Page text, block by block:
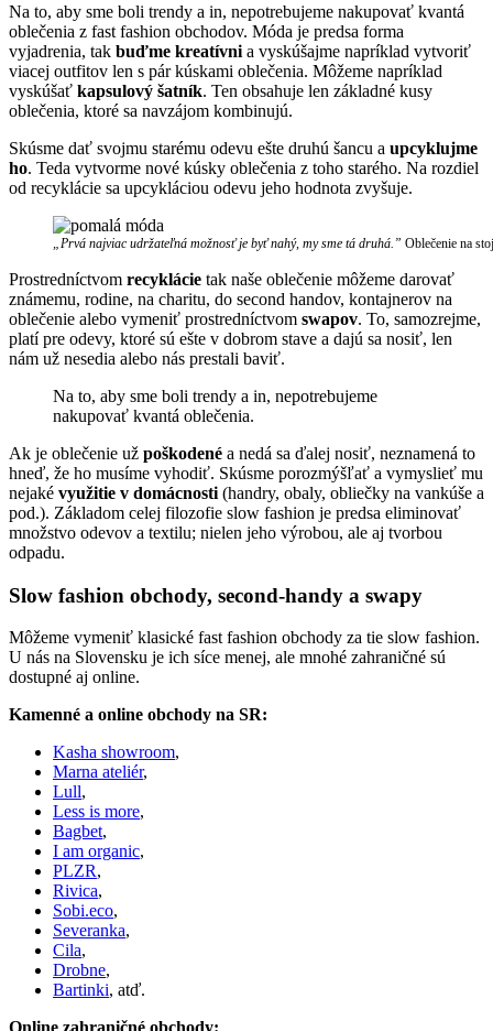
Na to, aby sme boli trendy a in, nepotrebujeme nakupovať kvantá
oblečenia z fast fashion obchodov. Móda je predsa forma
vyjadrenia, tak buďme kreatívni a vyskúšajme napríklad vytvoriť
viacej outfitov len s pár kúskami oblečenia. Môžeme napríklad
vyskúšať kapsulový šatník. Ten obsahuje len základné kusy
oblečenia, ktoré sa navzájom kombinujú.
Skúsme dať svojmu starému odevu ešte druhú šancu a upcyklujme
ho. Teda vytvorme nové kúsky oblečenia z toho starého. Na rozdiel
od recyklácie sa upcykláciou odevu jeho hodnota zvyšuje.
„Prvá najviac udržateľná možnosť je byť nahý, my sme tá druhá.” Oblečenie na
Prostredníctvom recyklácie tak naše oblečenie môžeme darovať
známemu, rodine, na charitu, do second handov, kontajnerov na
oblečenie alebo vymeniť prostredníctvom swapov. To, samozrejme,
platí pre odevy, ktoré sú ešte v dobrom stave a dajú sa nosiť, len
nám už nesedia alebo nás prestali baviť.
Na to, aby sme boli trendy a in, nepotrebujeme
nakupovať kvantá oblečenia.
Ak je oblečenie už poškodené a nedá sa ďalej nosiť, neznamená to
hneď, že ho musíme vyhodiť. Skúsme porozmýšľať a vymyslieť mu
nejaké využitie v domácnosti (handry, obaly, obliečky na vankúše a
pod.). Základom celej filozofie slow fashion je predsa eliminovať
množstvo odevov a textilu; nielen jeho výrobou, ale aj tvorbou
odpadu.
Slow fashion obchody, second-handy a swapy
Môžeme vymeniť klasické fast fashion obchody za tie slow fashion.
U nás na Slovensku je ich síce menej, ale mnohé zahraničné sú
dostupné aj online.
Kamenné a online obchody na SR:
Kasha showroom,
Marna ateliér,
Lull,
Less is more,
Bagbet,
I am organic,
PLZR,
Rivica,
Sobi.eco,
Severanka,
Cila,
Drobne,
Bartinki, atď.